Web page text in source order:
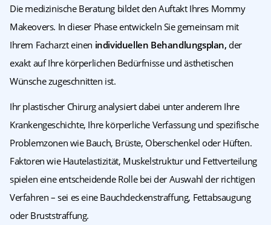
Die medizinische Beratung bildet den Auftakt Ihres Mommy
Makeovers. In dieser Phase entwickeln Sie gemeinsam mit
Ihrem Facharzt einen individuellen Behandlungsplan, der
exakt auf Ihre körperlichen Bedürfnisse und ästhetischen
Wünsche zugeschnitten ist.
Ihr plastischer Chirurg analysiert dabei unter anderem Ihre
Krankengeschichte, Ihre körperliche Verfassung und spezifische
Problemzonen wie Bauch, Brüste, Oberschenkel oder Hüften.
Faktoren wie Hautelastizität, Muskelstruktur und Fettverteilung
spielen eine entscheidende Rolle bei der Auswahl der richtigen
Verfahren – sei es eine Bauchdeckenstraffung, Fettabsaugung
oder Bruststraffung.